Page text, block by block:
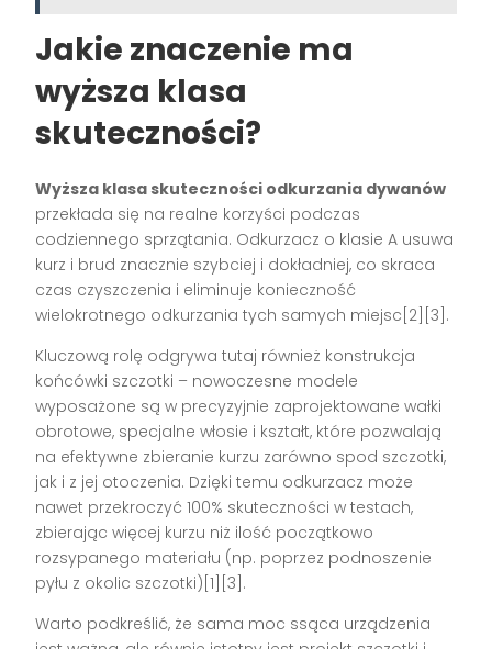
Jakie znaczenie ma
wyższa klasa
skuteczności?
Wyższa klasa skuteczności odkurzania dywanów
przekłada się na realne korzyści podczas
codziennego sprzątania. Odkurzacz o klasie A usuwa
kurz i brud znacznie szybciej i dokładniej, co skraca
czas czyszczenia i eliminuje konieczność
wielokrotnego odkurzania tych samych miejsc[2][3].
Kluczową rolę odgrywa tutaj również konstrukcja
końcówki szczotki – nowoczesne modele
wyposażone są w precyzyjnie zaprojektowane wałki
obrotowe, specjalne włosie i kształt, które pozwalają
na efektywne zbieranie kurzu zarówno spod szczotki,
jak i z jej otoczenia. Dzięki temu odkurzacz może
nawet przekroczyć 100% skuteczności w testach,
zbierając więcej kurzu niż ilość początkowo
rozsypanego materiału (np. poprzez podnoszenie
pyłu z okolic szczotki)[1][3].
Warto podkreślić, że sama moc ssąca urządzenia